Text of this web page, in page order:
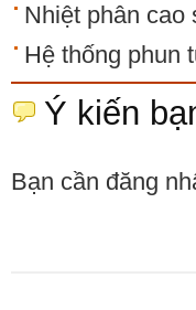
Nhiệt phân cao
Hệ thống phun
Ý kiến
Bạn cần đăng